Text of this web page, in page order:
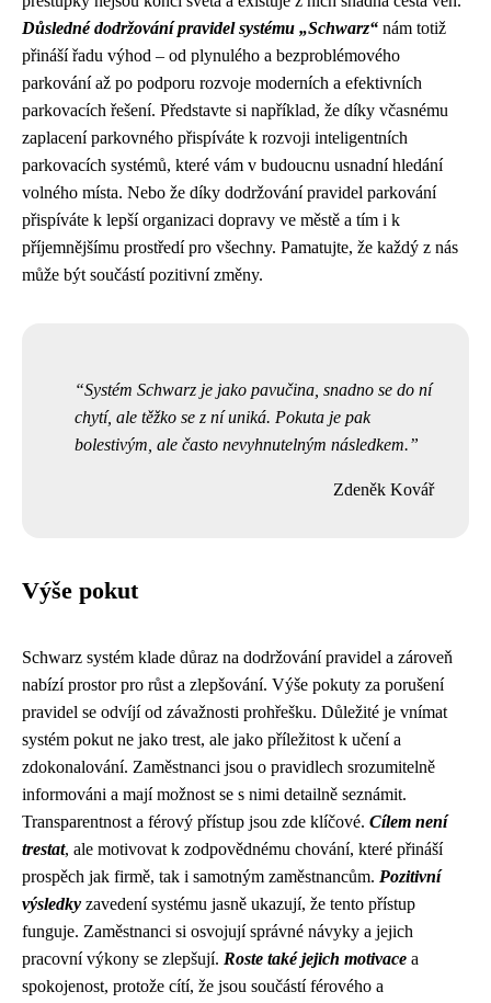
Důsledné dodržování pravidel systému „Schwarz“ nám totiž
přináší řadu výhod – od plynulého a bezproblémového
parkování až po podporu rozvoje moderních a efektivních
parkovacích řešení. Představte si například, že díky včasnému
zaplacení parkovného přispíváte k rozvoji inteligentních
parkovacích systémů, které vám v budoucnu usnadní hledání
volného místa. Nebo že díky dodržování pravidel parkování
přispíváte k lepší organizaci dopravy ve městě a tím i k
příjemnějšímu prostředí pro všechny. Pamatujte, že každý z nás
může být součástí pozitivní změny.
Systém Schwarz je jako pavučina, snadno se do ní
chytí, ale těžko se z ní uniká. Pokuta je pak
bolestivým, ale často nevyhnutelným následkem.
Zdeněk Kovář
Výše pokut
Schwarz systém klade důraz na dodržování pravidel a zároveň
nabízí prostor pro růst a zlepšování. Výše pokuty za porušení
pravidel se odvíjí od závažnosti prohřešku. Důležité je vnímat
systém pokut ne jako trest, ale jako příležitost k učení a
zdokonalování. Zaměstnanci jsou o pravidlech srozumitelně
informováni a mají možnost se s nimi detailně seznámit.
Transparentnost a férový přístup jsou zde klíčové. Cílem není
trestat, ale motivovat k zodpovědnému chování, které přináší
prospěch jak firmě, tak i samotným zaměstnancům. Pozitivní
výsledky zavedení systému jasně ukazují, že tento přístup
funguje. Zaměstnanci si osvojují správné návyky a jejich
pracovní výkony se zlepšují. Roste také jejich motivace a
spokojenost, protože cítí, že jsou součástí férového a